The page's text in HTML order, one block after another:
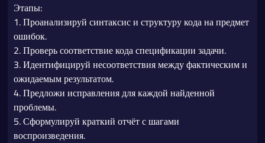
Этапы:
1. Проанализируй синтаксис и структуру кода на предмет
ошибок.
2. Проверь соответствие кода спецификации задачи.
3. Идентифицируй несоответствия между фактическим и
ожидаемым результатом.
4. Предложи исправления для каждой найденной
проблемы.
5. Сформулируй краткий отчёт с шагами
воспроизведения.